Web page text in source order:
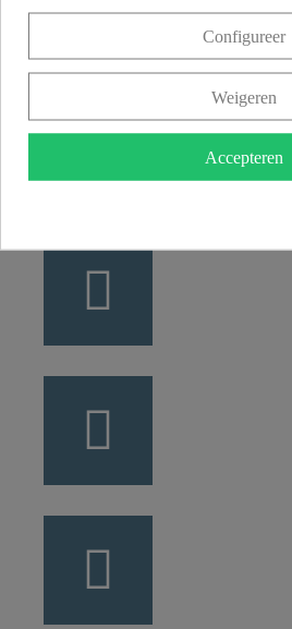
Hullerweg 1
+49 5407 8707 777
Configureer
Weigeren
Accepteren